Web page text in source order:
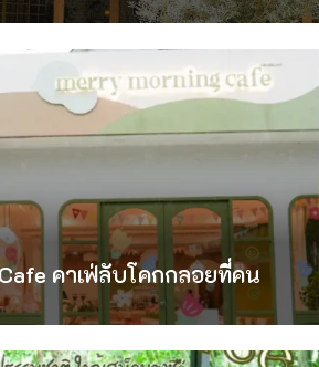
คาเฟ่ลับโคกกลอยที่คน